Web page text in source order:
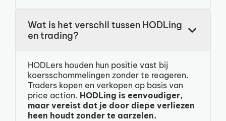
Wat is het verschil tussen HODLing
en trading?
HODLers houden hun positie vast bij
koersschommelingen zonder te reageren.
Traders kopen en verkopen op basis van
price action. HODLing is eenvoudiger,
maar vereist dat je door diepe verliezen
heen houdt zonder te aarzelen.